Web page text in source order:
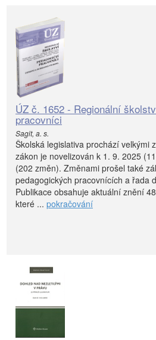
ÚZ č. 1652 - Regionální
pracovníci
Sagit, a. s.
Školská legislativa prochází velkými
zákon je novelizován k 1. 9. 2025
(202 změn). Změnami prošel také
pedagogických pracovnících a řada
Publikace obsahuje aktuální znění
které ... pokračování